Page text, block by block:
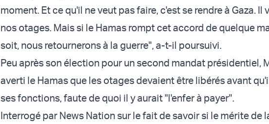
moment. Et ce qu'il ne veut pas faire, c'est se rendre à Gaza. Il
nos otages. Mais si le Hamas rompt cet accord de quelque
soit, nous retournerons à la guerre", a-t-il poursuivi.
Peu après son élection pour un second mandat présidentiel,
averti le Hamas que les otages devaient être libérés avant
ses fonctions, faute de quoi il y aurait "l'enfer à payer".
Interrogé par News Nation sur le fait de savoir si le mérite de